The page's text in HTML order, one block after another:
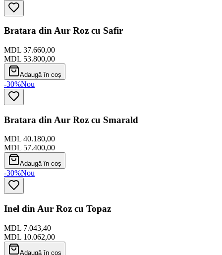
Bratara din Aur Roz cu Safir
MDL 37.660,00
MDL 53.800,00
Adaugă în coș
-30%Nou
Bratara din Aur Roz cu Smarald
MDL 40.180,00
MDL 57.400,00
Adaugă în coș
-30%Nou
Inel din Aur Roz cu Topaz
MDL 7.043,40
MDL 10.062,00
Adaugă în coș